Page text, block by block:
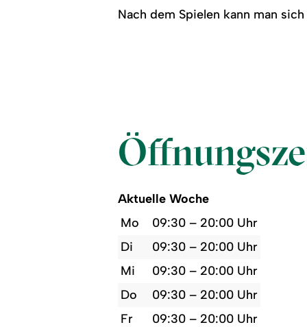
Nach dem Spielen kann man
Aktuelle Woche
Mo
09:30 – 20:00 Uhr
Di
09:30 – 20:00 Uhr
Mi
09:30 – 20:00 Uhr
Do
09:30 – 20:00 Uhr
Fr
09:30 – 20:00 Uhr